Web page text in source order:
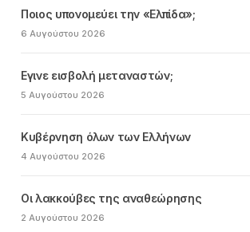
Ποιος υπονομεύει την «Ελπίδα»;
6 Αυγούστου 2026
Εγινε εισβολή μεταναστών;
5 Αυγούστου 2026
Κυβέρνηση όλων των Ελλήνων
4 Αυγούστου 2026
Οι λακκούβες της αναθεώρησης
2 Αυγούστου 2026